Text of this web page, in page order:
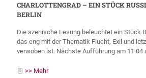
CHARLOTTENGRAD – EIN STÜCK
BERLIN
Die szenische Lesung beleuchtet ein Stück
das eng mit der Thematik Flucht, Exil und
verwoben ist. Nächste Aufführung am 11.04
>> Mehr